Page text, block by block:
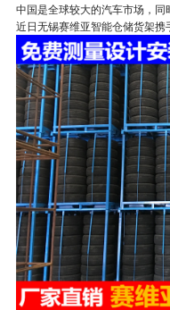
中国是全球较大的汽车市场，同
近日无锡赛维亚智能仓储货架携